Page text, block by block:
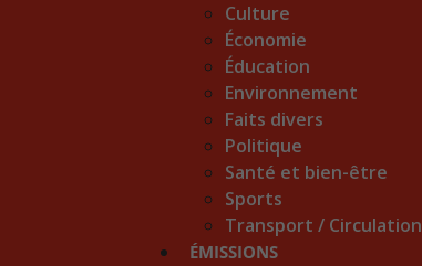
Culture
Économie
Éducation
Environnement
Faits divers
Politique
Santé et bien-être
Sports
Transport / Circulation
ÉMISSIONS